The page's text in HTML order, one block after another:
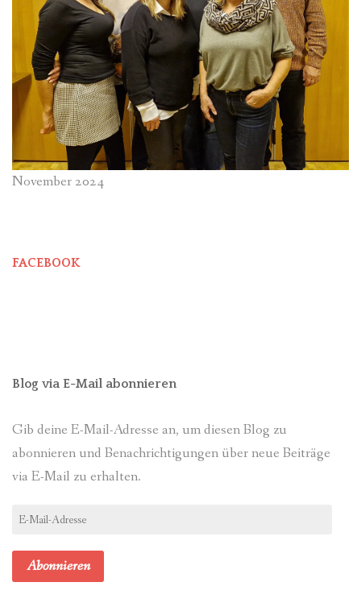
November 2024
FACEBOOK
Blog via E-Mail abonnieren
Gib deine E-Mail-Adresse an, um diesen Blog zu
abonnieren und Benachrichtigungen über neue Beiträge
via E-Mail zu erhalten.
E-
Abonnieren